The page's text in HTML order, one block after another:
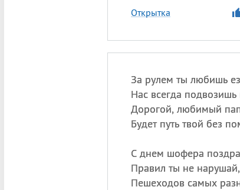
Открытка
За рулем ты любишь
Нас всегда подвозишь
Дорогой, любимый
Будет путь твой без
С днем шофера
Правил ты не нарушай,
Пешеходов самых